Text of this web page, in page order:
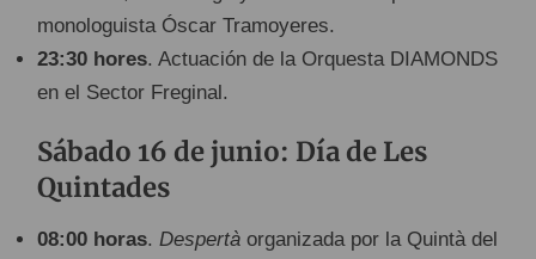
monologuista Óscar Tramoyeres.
23:30 hores. Actuación de la Orquesta DIAMONDS
en el Sector Freginal.
Sábado 16 de junio: Día de Les
Quintades
08:00 horas. Despertà organizada por la Quintà del